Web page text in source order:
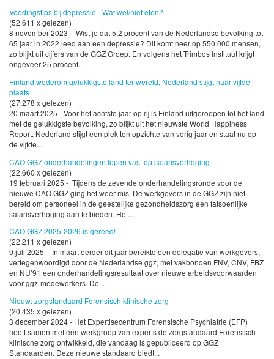
Voedingstips bij depressie - Wat wel/niet eten?
(52,611 x gelezen)
8 november 2023 - Wist je dat 5,2 procent van de Nederlandse bevolking tot
65 jaar in 2022 leed aan een depressie? Dit komt neer op 550.000 mensen,
zo blijkt uit cijfers van de GGZ Groep. En volgens het Trimbos Instituut krijgt
ongeveer 25 procent...
Finland wederom gelukkigste land ter wereld, Nederland stijgt naar vijfde
plaats
(27,278 x gelezen)
20 maart 2025 - Voor het achtste jaar op rij is Finland uitgeroepen tot het land
met de gelukkigste bevolking, zo blijkt uit het nieuwste World Happiness
Report. Nederland stijgt een plek ten opzichte van vorig jaar en staat nu op
de vijfde...
CAO GGZ onderhandelingen lopen vast op salarisverhoging
(22,660 x gelezen)
19 februari 2025 - Tijdens de zevende onderhandelingsronde voor de
nieuwe CAO GGZ ging het weer mis. De werkgevers in de GGZ zijn niet
bereid om personeel in de geestelijke gezondheidszorg een fatsoenlijke
salarisverhoging aan te bieden. Het...
CAO GGZ 2025-2026 is gereed!
(22,211 x gelezen)
9 juli 2025 - In maart eerder dit jaar bereikte een delegatie van werkgevers,
vertegenwoordigd door de Nederlandse ggz, met vakbonden FNV, CNV, FBZ
en NU’91 een onderhandelingsresultaat over nieuwe arbeidsvoorwaarden
voor ggz-medewerkers. De...
Nieuw: zorgstandaard Forensisch klinische zorg
(20,435 x gelezen)
3 december 2024 - Het Expertisecentrum Forensische Psychiatrie (EFP)
heeft samen met een werkgroep van experts de zorgstandaard Forensisch
klinische zorg ontwikkeld, die vandaag is gepubliceerd op GGZ
Standaarden. Deze nieuwe standaard biedt...